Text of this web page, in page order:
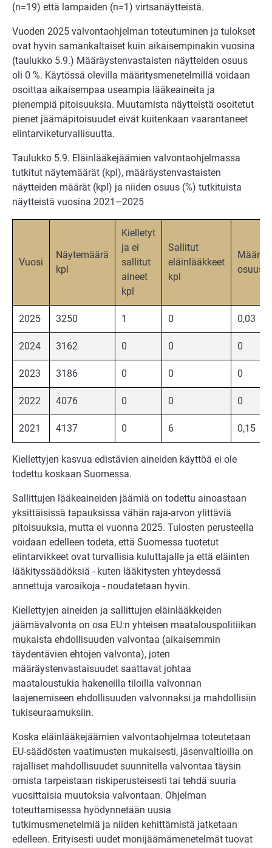
(n=19) että lampaiden (n=1) virtsanäytteistä.
Vuoden 2025 valvontaohjelman toteutuminen ja tulokset
ovat hyvin samankaltaiset kuin aikaisempinakin vuosina
(taulukko 5.9.) Määräystenvastaisten näytteiden osuus
oli 0 %. Käytössä olevilla määritysmenetelmillä voidaan
osoittaa aikaisempaa useampia lääkeaineita ja
pienempiä pitoisuuksia. Muutamista näytteistä osoitetut
pienet jäämäpitoisuudet eivät kuitenkaan vaarantaneet
elintarviketurvallisuutta.
Taulukko 5.9. Eläinlääkejäämien valvontaohjelmassa
tutkitut näytemäärät (kpl), määräystenvastaisten
näytteiden määrät (kpl) ja niiden osuus (%) tutkituista
näytteistä vuosina 2021–2025
Vuosi
Näytemäärä
kpl
Kielletyt
ja ei
sallitut
aineet
kpl
Sallitut
eläinlääkkeet
kpl
osuus
2025 3250 1 0 0,03
2024 3162 0 0 0
2023 3186 0 0 0
2022 4076 0 0 0
2021 4137 0 6 0,15
Kiellettyjen kasvua edistävien aineiden käyttöä ei ole
todettu koskaan Suomessa.
Sallittujen lääkeaineiden jäämiä on todettu ainoastaan
yksittäisissä tapauksissa vähän raja-arvon ylittäviä
pitoisuuksia, mutta ei vuonna 2025. Tulosten perusteella
voidaan edelleen todeta, että Suomessa tuotetut
elintarvikkeet ovat turvallisia kuluttajalle ja että eläinten
lääkityssäädöksiä - kuten lääkitysten yhteydessä
annettuja varoaikoja - noudatetaan hyvin.
Kiellettyjen aineiden ja sallittujen eläinlääkkeiden
jäämävalvonta on osa EU:n yhteisen maatalouspolitiikan
mukaista ehdollisuuden valvontaa (aikaisemmin
täydentävien ehtojen valvonta), joten
määräystenvastaisuudet saattavat johtaa
maataloustukia hakeneilla tiloilla valvonnan
laajenemiseen ehdollisuuden valvonnaksi ja mahdollisiin
tukiseuraamuksiin.
Koska eläinlääkejäämien valvontaohjelmaa toteutetaan
EU-säädösten vaatimusten mukaisesti, jäsenvaltioilla on
rajalliset mahdollisuudet suunnitella valvontaa täysin
omista tarpeistaan riskiperusteisesti tai tehdä suuria
vuosittaisia muutoksia valvontaan. Ohjelman
toteuttamisessa hyödynnetään uusia
tutkimusmenetelmiä ja niiden kehittämistä jatketaan
edelleen. Erityisesti uudet monijäämämenetelmät tuovat